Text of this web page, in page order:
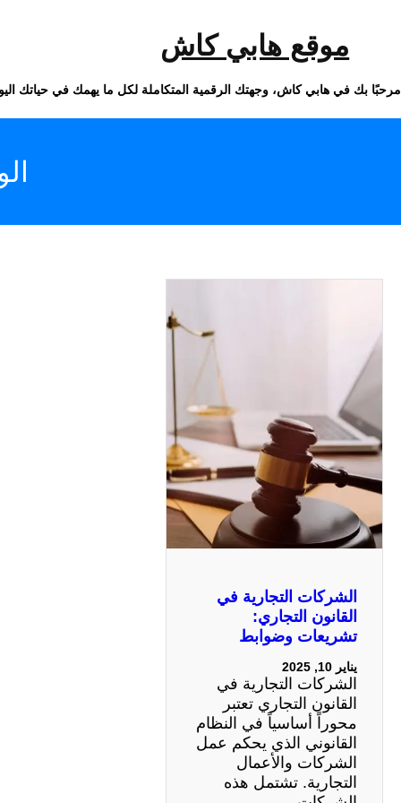
موقع هابي كاش
مرحبًا بك في هابي كاش، وجهتك الرقمية المتكاملة لكل ما يهمك في حياتك
الشركات التجارية في
القانون التجاري:
تشريعات وضوابط
يناير 10, 2025
الشركات التجارية في
القانون التجاري تعتبر
محوراً أساسياً في النظام
القانوني الذي يحكم عمل
الشركات والأعمال
التجارية. تشتمل هذه